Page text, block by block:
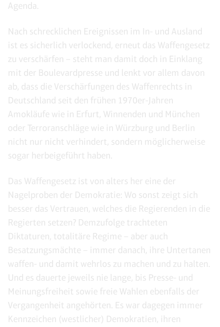
Agenda.
Nach schrecklichen Ereignissen im In- und Ausland
ist es sicherlich verlockend, erneut das Waffengesetz
zu verschärfen – steht man damit doch in Einklang
mit der Boulevardpresse und lenkt vor allem davon
ab, dass die Verschärfungen des Waffenrechts in
Deutschland seit den frühen 1970er-Jahren
Amokläufe wie in Erfurt, Winnenden und München
oder Terroranschläge wie in Würzburg und Berlin
nicht nur nicht verhindert, sondern möglicherweise
sogar herbeigeführt haben.
Das Waffengesetz ist von alters her eine der
Nagelproben der Demokratie: Wo sonst zeigt sich
besser das Vertrauen, welches die Regierenden in die
Regierten setzen? Demzufolge trachteten
Diktaturen, totalitäre Regime – aber auch
Besatzungsmächte – immer danach, ihre Untertanen
waffen- und damit wehrlos zu machen und zu halten.
Und es dauerte jeweils nie lange, bis Presse- und
Meinungsfreiheit sowie freie Wahlen ebenfalls der
Vergangenheit angehörten. Es war dagegen immer
Kennzeichen (westlicher) Demokratien, ihren